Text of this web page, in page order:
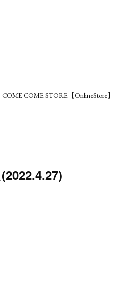
COME COME STORE【OnlineStore】